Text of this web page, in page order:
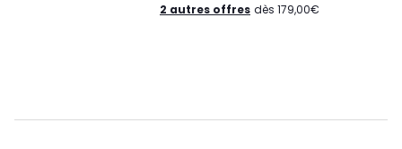
2 autres offres dès 179,00€